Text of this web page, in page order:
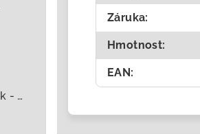
Argan Sublime Argan Oil Mask - arganová maska na vlasy 1000 ml
Záruka:
Hmotnost:
EAN: